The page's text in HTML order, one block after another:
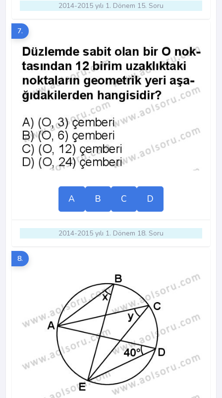
2014-2015 yılı 1. Dönem 15. Soru
7.
A B C D
2014-2015 yılı 1. Dönem 18. Soru
8.